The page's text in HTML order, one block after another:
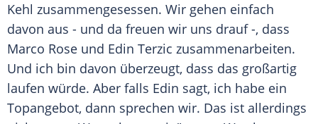
Kehl zusammengesessen. Wir gehen einfach
davon aus - und da freuen wir uns drauf -, dass
Marco Rose und Edin Terzic zusammenarbeiten.
Und ich bin davon überzeugt, dass das großartig
laufen würde. Aber falls Edin sagt, ich habe ein
Topangebot, dann sprechen wir. Das ist allerdings